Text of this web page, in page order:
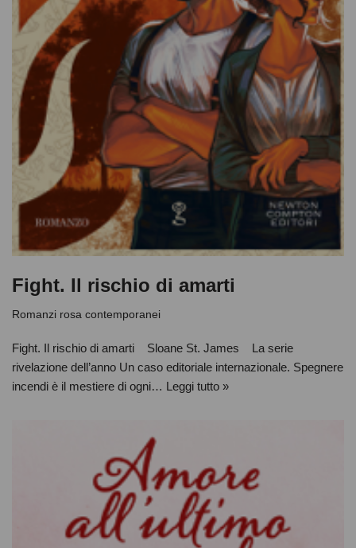
Fight. Il rischio di amarti
Romanzi rosa contemporanei
Fight. Il rischio di amarti Sloane St. James La serie
rivelazione dell’anno Un caso editoriale internazionale. Spegnere
incendi è il mestiere di ogni… Leggi tutto »